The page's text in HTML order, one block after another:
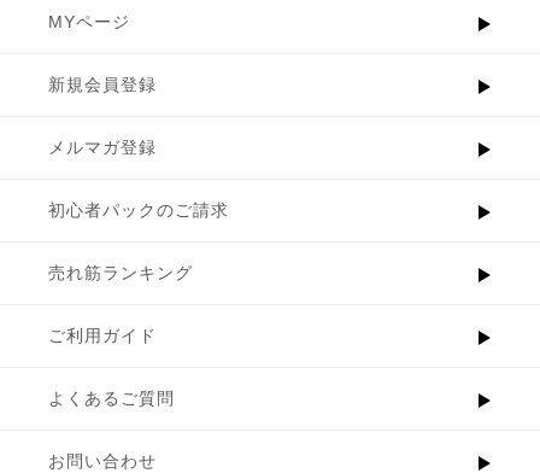
MYページ
新規会員登録
メルマガ登録
初心者パックのご請求
売れ筋ランキング
ご利用ガイド
よくあるご質問
お問い合わせ